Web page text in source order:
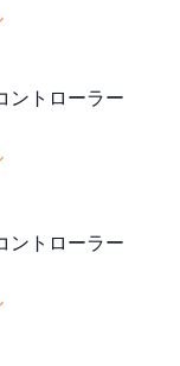
ントローラー
ントローラー